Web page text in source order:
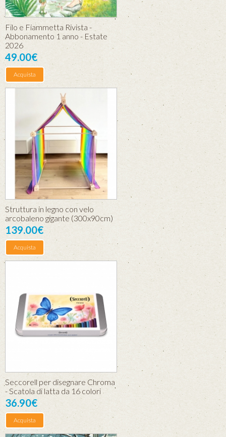
Filo e Fiammetta Rivista -
Abbonamento 1 anno - Estate
2026
49.00€
Acquista
Struttura in legno con velo
arcobaleno gigante (300x90cm)
139.00€
Acquista
Seccorell per disegnare Chroma
- Scatola di latta da 16 colori
36.90€
Acquista